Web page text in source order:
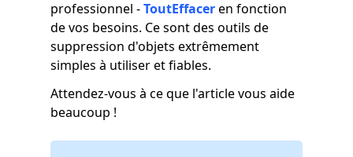
professionnel -ToutEffaceren fonction
de vos besoins. Ce sont des outils de
suppression d'objets extrêmement
simples à utiliser et fiables.
Attendez-vous à ce que l'article vous aide
beaucoup !